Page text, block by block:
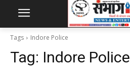
Tags Indore Police
Tag: Indore Police